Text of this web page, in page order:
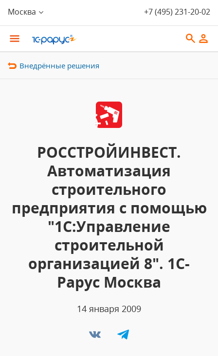
Москва +7 (495) 231-20-02
Внедрённые решения
РОССТРОЙИНВЕСТ.
Автоматизация
строительного
предприятия с помощью
"1С:Управление
строительной
организацией 8". 1С-
Рарус Москва
14 января 2009